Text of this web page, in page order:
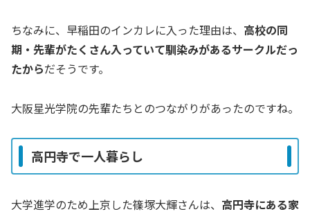
ちなみに、早稲田のインカレに入った理由は、 高校の同
期・先輩がたくさん入っていて馴染みがあるサークルだっ
たからだそうです。
大阪星光学院の先輩たちとのつながりがあったのですね。
高円寺で一人暮らし
大学進学のため上京した篠塚大輝さんは、 高円寺にある家